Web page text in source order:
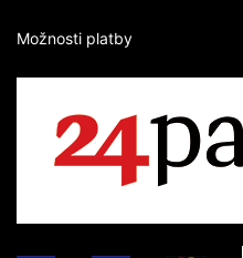
Možnosti platby